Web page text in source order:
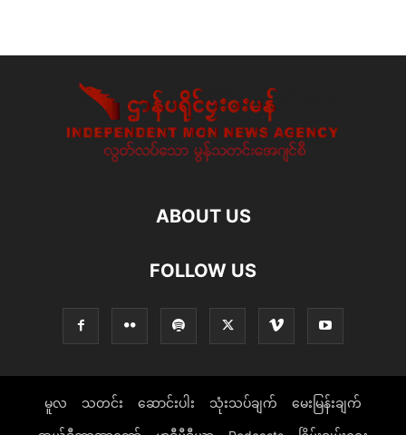
ABOUT US
FOLLOW US
မူလ သတင်း ဆောင်းပါး သုံးသပ်ချက် မေးမြန်းချက်